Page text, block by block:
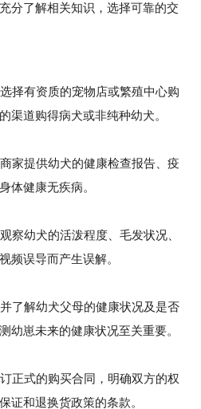
分了解相关知识，选择可靠的交
有资质的宠物店或繁殖中心购
渠道购得病犬或非纯种幼犬。
提供幼犬的健康检查报告、疫
体健康无疾病。
幼犬的活泼程度、毛发状况、
频误导而产生误解。
解幼犬父母的健康状况及是否
幼崽未来的健康状况至关重要。
式的购买合同，明确双方的权
证和退换货政策的条款。